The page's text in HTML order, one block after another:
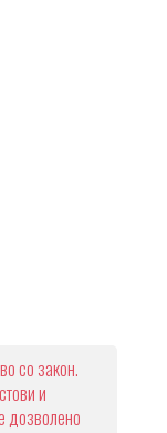
со закон.
и
дозволено